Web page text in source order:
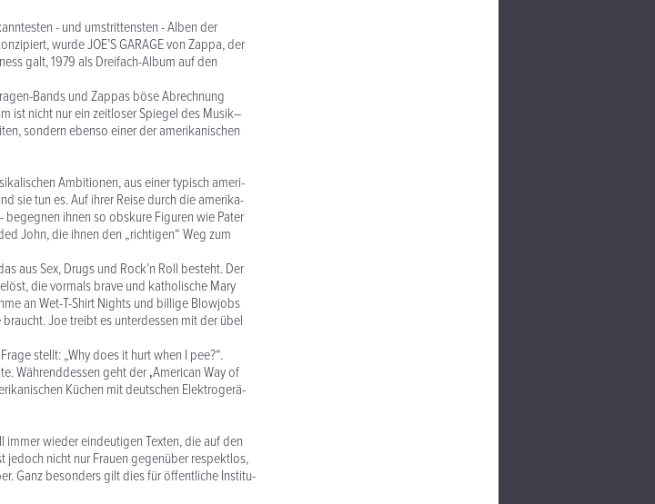
- und umstrittensten - Alben der
wurde JOE’S GARAGE von Zappa, der
galt, 1979 als Dreifach-Album auf den
Bands und Zappas böse Abrechnung
ist nicht nur ein zeitloser Spiegel des Musik–
sondern ebenso einer der amerikanischen
Ambitionen, aus einer typisch ameri-
sie tun es. Auf ihrer Reise durch die amerika-
begegnen ihnen so obskure Figuren wie Pater
John, die ihnen den „richtigen“ Weg zum
aus Sex, Drugs und Rock’n Roll besteht. Der
die vormals brave und katholische Mary
an Wet-T-Shirt Nights und billige Blowjobs
Joe treibt es unterdessen mit der übel
stellt: „Why does it hurt when I pee?“.
Währenddessen geht der ‚American Way of
Küchen mit deutschen Elektrogerä-
immer wieder eindeutigen Texten, die auf den
jedoch nicht nur Frauen gegenüber respektlos,
Ganz besonders gilt dies für öffentliche Institu-